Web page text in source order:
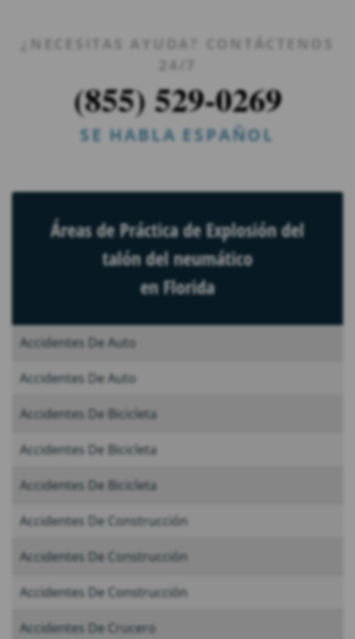
¿NECESITAS AYUDA? CONTÁCTENOS
24/7
(855) 529-0269
SE HABLA ESPAÑOL
Áreas de Práctica de Explosión del
talón del neumático
en Florida
Accidentes De Auto
Accidentes De Auto
Accidentes De Bicicleta
Accidentes De Bicicleta
Accidentes De Bicicleta
Accidentes De Construcción
Accidentes De Construcción
Accidentes De Construcción
Accidentes De Crucero